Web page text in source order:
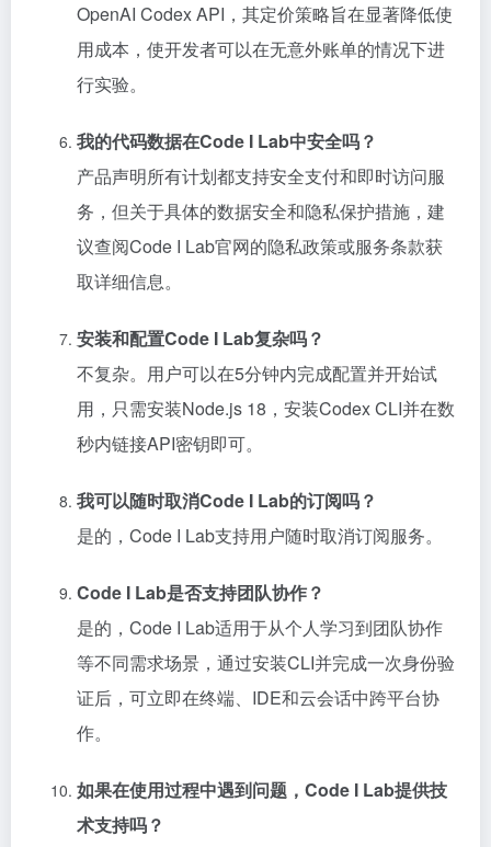
OpenAI Codex API，其定价策略旨在显著降低使
用成本，使开发者可以在无意外账单的情况下进
行实验。
我的代码数据在Code I Lab中安全吗？
产品声明所有计划都支持安全支付和即时访问服
务，但关于具体的数据安全和隐私保护措施，建
议查阅Code I Lab官网的隐私政策或服务条款获
取详细信息。
安装和配置Code I Lab复杂吗？
不复杂。用户可以在5分钟内完成配置并开始试
用，只需安装Node.js 18，安装Codex CLI并在数
秒内链接API密钥即可。
我可以随时取消Code I Lab的订阅吗？
是的，Code I Lab支持用户随时取消订阅服务。
Code I Lab是否支持团队协作？
是的，Code I Lab适用于从个人学习到团队协作
等不同需求场景，通过安装CLI并完成一次身份验
证后，可立即在终端、IDE和云会话中跨平台协
作。
如果在使用过程中遇到问题，Code I Lab提供技
术支持吗？